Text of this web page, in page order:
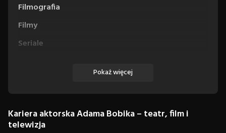
Filmografia
Filmy
Seriale
Pokaż więcej
Kariera aktorska Adama Bobika – teatr, film i
telewizja